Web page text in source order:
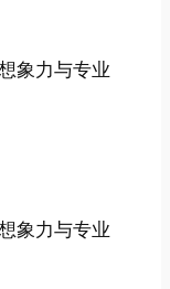
象力与专业
象力与专业